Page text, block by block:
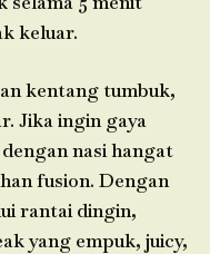
keluar.
kentang tumbuk,
Jika ingin gaya
nasi hangat
fusion. Dengan
rantai dingin,
yang empuk, juicy,